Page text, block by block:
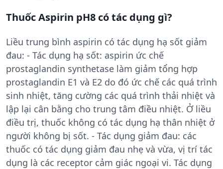
Thuốc Aspirin pH8 có tác dụng gì?
Liều trung bình aspirin có tác dụng hạ sốt giảm
đau: - Tác dụng hạ sốt: aspirin ức chế
prostaglandin synthetase làm giảm tổng hợp
prostaglandin E1 và E2 do đó ức chế các quá trình
sinh nhiệt, tăng cường các quá trình thải nhiệt và
lập lại cân bằng cho trung tâm điều nhiệt. Ở liều
điều trị, thuốc không có tác dụng hạ thân nhiệt ở
người không bị sốt. - Tác dụng giảm đau: các
thuốc có tác dụng giảm đau nhẹ và vừa, vị trí tác
dụng là các receptor cảm giác ngoại vi. Tác dụng